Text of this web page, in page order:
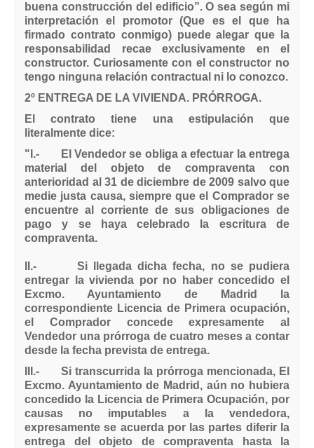
buena construcción del edificio”. O sea según mi
interpretación el promotor (Que es el que ha
firmado contrato conmigo) puede alegar que la
responsabilidad recae exclusivamente en el
constructor. Curiosamente con el constructor no
tengo ninguna relación contractual ni lo conozco.
2º ENTREGA DE LA VIVIENDA. PRÓRROGA.
El contrato tiene una estipulación que
literalmente dice:
"I.- El Vendedor se obliga a efectuar la entrega
material del objeto de compraventa con
anterioridad al 31 de diciembre de 2009 salvo que
medie justa causa, siempre que el Comprador se
encuentre al corriente de sus obligaciones de
pago y se haya celebrado la escritura de
compraventa.
II.- Si llegada dicha fecha, no se pudiera
entregar la vivienda por no haber concedido el
Excmo. Ayuntamiento de Madrid la
correspondiente Licencia de Primera ocupación,
el Comprador concede expresamente al
Vendedor una prórroga de cuatro meses a contar
desde la fecha prevista de entrega.
III.- Si transcurrida la prórroga mencionada, El
Excmo. Ayuntamiento de Madrid, aún no hubiera
concedido la Licencia de Primera Ocupación, por
causas no imputables a la vendedora,
expresamente se acuerda por las partes diferir la
entrega del objeto de compraventa hasta la